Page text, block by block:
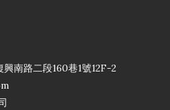
興南路二段160巷1號12F-2